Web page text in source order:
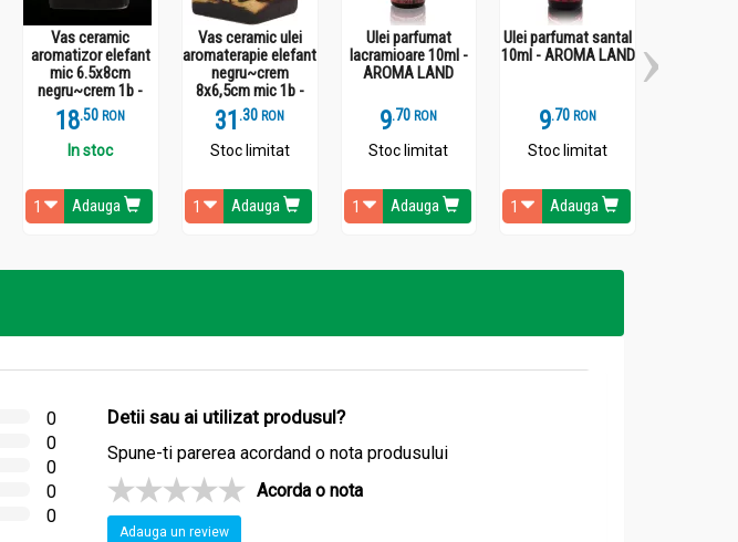
Vas ceramic
aromatizor elefant
mic 6.5x8cm
negru~crem 1b -
AROMA LAND
18.5 RON
In stoc
Adauga
Vas ceramic ulei
aromaterapie elefant
negru~crem
8x6,5cm mic 1b -
LCA
31 .3 RON
Stoc limitat
Adauga
Ulei parfumat
lacramioare 10ml -
AROMA LAND
9.7 RON
Stoc limitat
Adauga
Ulei parfumat santal
10ml - AROMA LAND
9.7 RON
Stoc limitat
Adauga
0
0
0
0
0
Detii sau ai utilizat produsul?
Spune-ti parerea acordand o nota produsului
Acorda o nota
Adauga un review